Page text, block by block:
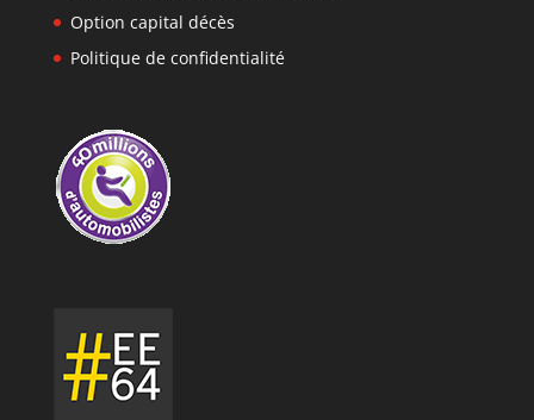
Option capital décès
Politique de confidentialité